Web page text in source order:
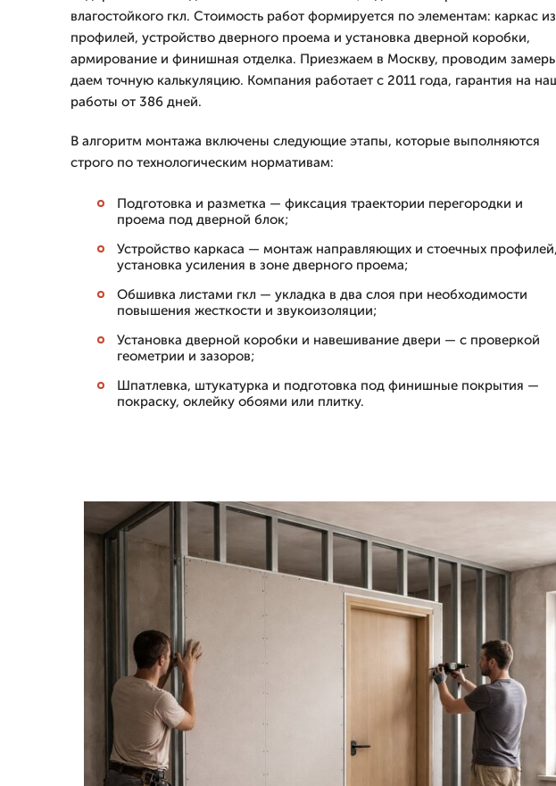
влагостойкого гкл. Стоимость работ формируется по элементам: каркас из
профилей, устройство дверного проема и установка дверной коробки,
армирование и финишная отделка. Приезжаем в Москву, проводим
даем точную калькуляцию. Компания работает с 2011 года, гарантия на
работы от 386 дней.
В алгоритм монтажа включены следующие этапы, которые выполняются
строго по технологическим нормативам:
Подготовка и разметка — фиксация траектории перегородки и
проема под дверной блок;
Устройство каркаса — монтаж направляющих и стоечных профилей,
установка усиления в зоне дверного проема;
Обшивка листами гкл — укладка в два слоя при необходимости
повышения жесткости и звукоизоляции;
Установка дверной коробки и навешивание двери — с проверкой
геометрии и зазоров;
Шпатлевка, штукатурка и подготовка под финишные покрытия —
покраску, оклейку обоями или плитку.